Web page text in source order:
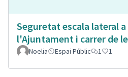
Seguretat escala lateral a
l'Ajuntament i carrer de
Noelia Espai Públic 1 1